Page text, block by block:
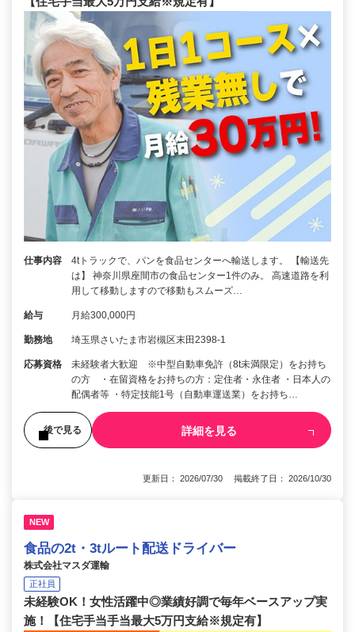
仕事内容
4tトラックで、パンを食品センターへ輸送します。 【輸送先
は】 神奈川県座間市の食品センター1件のみ。 高速道路を利
用して移動しますので移動もスムーズ…
給与 月給300,000円
勤務地 埼玉県さいたま市岩槻区末田2398-1
応募資格
未経験者大歓迎 ※中型自動車免許（8t未満限定）をお持ち
の方 ・在留資格をお持ちの方：定住者・永住者 ・日本人の
配偶者等 ・特定技能1号（自動車運送業）をお持ち…
後で見る 詳細を見る
更新日： 2026/07/30 掲載終了日： 2026/10/30
NEW
食品の2t・3tルート配送ドライバー
株式会社マスダ運輸
正社員
未経験OK！女性活躍中◎業績好調で毎年ベースアップ実
施！【住宅手当手当最大5万円支給※規定有】